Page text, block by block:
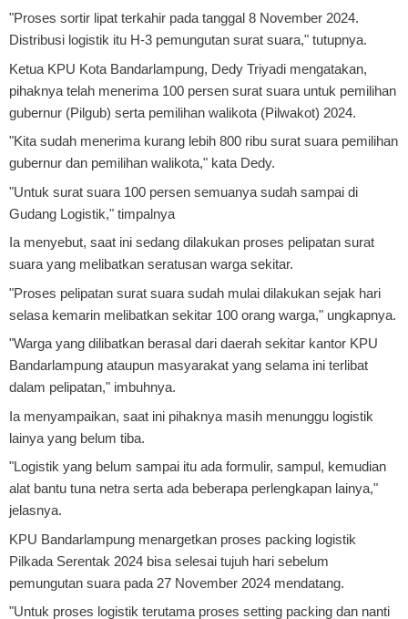
"Proses sortir lipat terkahir pada tanggal 8 November 2024.
Distribusi logistik itu H-3 pemungutan surat suara," tutupnya.
Ketua KPU Kota Bandarlampung, Dedy Triyadi mengatakan,
pihaknya telah menerima 100 persen surat suara untuk pemilihan
gubernur (Pilgub) serta pemilihan walikota (Pilwakot) 2024.
"Kita sudah menerima kurang lebih 800 ribu surat suara pemilihan
gubernur dan pemilihan walikota," kata Dedy.
"Untuk surat suara 100 persen semuanya sudah sampai di
Gudang Logistik," timpalnya
Ia menyebut, saat ini sedang dilakukan proses pelipatan surat
suara yang melibatkan seratusan warga sekitar.
"Proses pelipatan surat suara sudah mulai dilakukan sejak hari
selasa kemarin melibatkan sekitar 100 orang warga," ungkapnya.
"Warga yang dilibatkan berasal dari daerah sekitar kantor KPU
Bandarlampung ataupun masyarakat yang selama ini terlibat
dalam pelipatan," imbuhnya.
Ia menyampaikan, saat ini pihaknya masih menunggu logistik
lainya yang belum tiba.
"Logistik yang belum sampai itu ada formulir, sampul, kemudian
alat bantu tuna netra serta ada beberapa perlengkapan lainya,"
jelasnya.
KPU Bandarlampung menargetkan proses packing logistik
Pilkada Serentak 2024 bisa selesai tujuh hari sebelum
pemungutan suara pada 27 November 2024 mendatang.
"Untuk proses logistik terutama proses setting packing dan nanti